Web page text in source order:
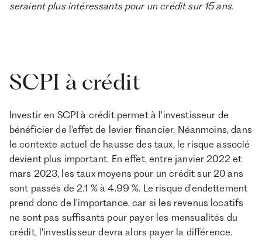
seraient plus intéressants pour un crédit sur 15 ans.
SCPI à crédit
Investir en SCPI à crédit permet à l'investisseur de
bénéficier de l'effet de levier financier. Néanmoins, dans
le contexte actuel de hausse des taux, le risque associé
devient plus important. En effet, entre janvier 2022 et
mars 2023, les taux moyens pour un crédit sur 20 ans
sont passés de 2.1 % à 4.99 %. Le risque d'endettement
prend donc de l'importance, car si les revenus locatifs
ne sont pas suffisants pour payer les mensualités du
crédit, l'investisseur devra alors payer la différence.